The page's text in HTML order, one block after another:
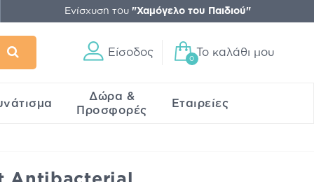
Ενίσχυση του "Χαμόγελο του Παιδιού"
Είσοδος
0
Το καλάθι μου
Δώρα &
Προσφορές
Εταιρείες